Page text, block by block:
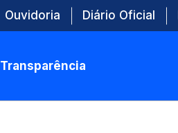
Ouvidoria Diário Oficial
Transparência